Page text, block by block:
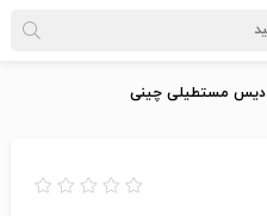
دیس مستطیلی چینی